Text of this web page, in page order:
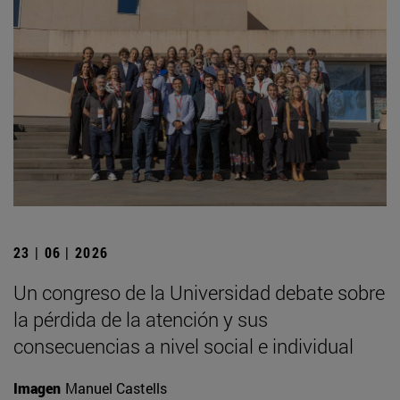
23 | 06 | 2026
Un congreso de la Universidad debate sobre
la pérdida de la atención y sus
consecuencias a nivel social e individual
Imagen Manuel Castells